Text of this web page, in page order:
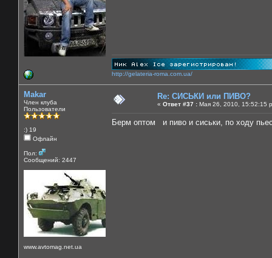
http://gelateria-roma.com.ua/
Makar
Член клуба
Пользователи
:) 19
Офлайн
Пол:
Сообщений: 2447
www.avtomag.net.ua
Re: СИСЬКИ или ПИВО?
« Ответ #37 : Мая 26, 2010, 15:52:15
Берм оптом и пиво и сиськи, по ходу